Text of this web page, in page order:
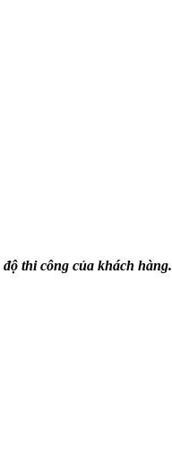
thi công của khách hàng.